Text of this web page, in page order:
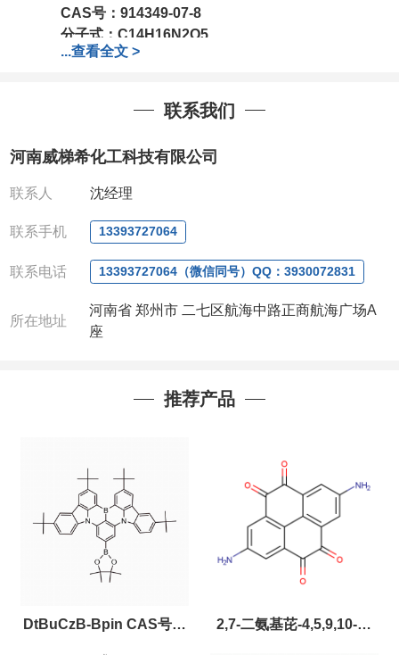
CAS号： 914349-07-8
分子式： C14H16N2O5
分子量：292.29
;1g;2.5g ;5g ;10g可根据客户需求进行分装
我司对高校及科研单位先发货和
全额退款,并承担所有运费。
:0371-63377391/13393727064
微信 :13393727064
联系人: 沈晓东(欢迎致电
...查看全文 >
联系我们
河南威梯希化工科技有限公司
联系人 沈经理
联系手机 13393727064
联系电话 13393727064（微信同号）QQ：3930072831
所在地址
河南省 郑州市 二七区航海中路正商航海广场A
座
推荐产品
DtBuCzB-Bpin CAS号： 2,7-二氨基芘-4,5,9,10-四